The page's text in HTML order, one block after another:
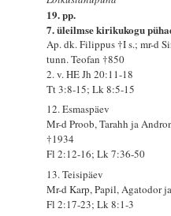
19. pp.
7. üleilmse kirikukogu
Ap. dk. Filippus †I s.; mr-d
tunn. Teofan †850
2. v. HE Jh 20:11-18
Tt 3:8-15; Lk 8:5-15
12. Esmaspäev
Mr-d Proob, Tarahh ja
†1934
Fl 2:12-16; Lk 7:36-50
13. Teisipäev
Mr-d Karp, Papil, Agatodor
Fl 2:17-23; Lk 8:1-3